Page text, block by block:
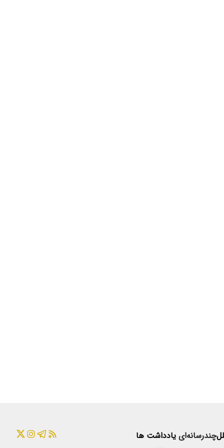
چندرسانه‌ای یادداشت ها